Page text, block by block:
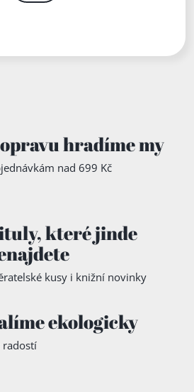
hradíme my
nad 699 Kč
které jinde
kusy i knižní novinky
ekologicky
radostí